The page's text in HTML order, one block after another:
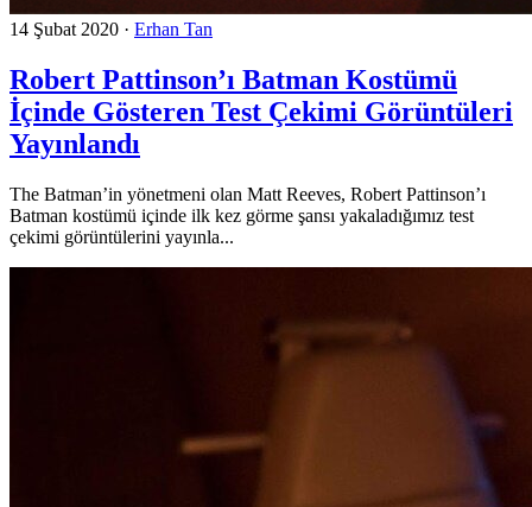
14 Şubat 2020 · Erhan Tan
Robert Pattinson’ı Batman Kostümü
İçinde Gösteren Test Çekimi Görüntüleri
Yayınlandı
The Batman’in yönetmeni olan Matt Reeves, Robert Pattinson’ı
Batman kostümü içinde ilk kez görme şansı yakaladığımız test
çekimi görüntülerini yayınla...